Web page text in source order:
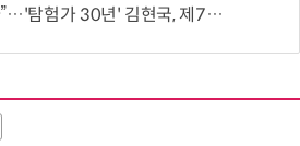
30년' 김현국, 제7차 유라시아 대륙횡단 나선다